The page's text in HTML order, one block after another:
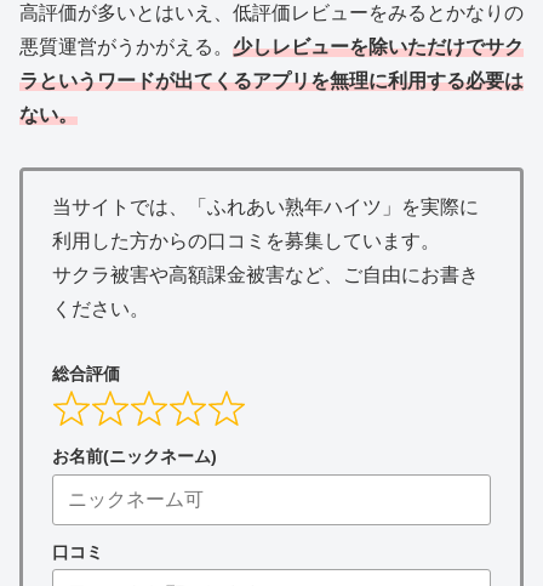
高評価が多いとはいえ、低評価レビューをみるとかなりの
悪質運営がうかがえる。 少しレビューを除いただけでサク
ラというワードが出てくるアプリを無理に利用する必要は
ない。
当サイトでは、「ふれあい熟年ハイツ」を実際に
利用した方からの口コミを募集しています。
サクラ被害や高額課金被害など、ご自由にお書き
ください。
総合評価
お名前(ニックネーム)
口コミ